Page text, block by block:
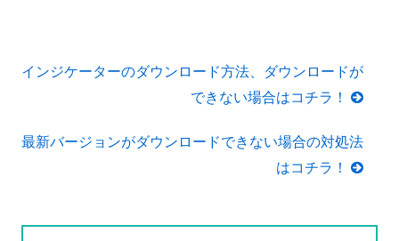
インジケーターのダウンロード方法、ダウンロードが
できない場合はコチラ！
最新バージョンがダウンロードできない場合の対処法
はコチラ！